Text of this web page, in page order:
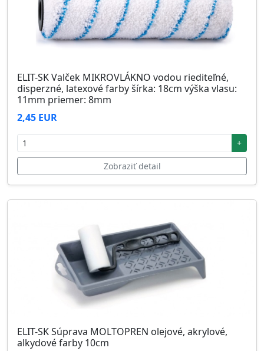
ELIT-SK Valček MIKROVLÁKNO vodou riediteľné,
disperzné, latexové farby šírka: 18cm výška vlasu:
11mm priemer: 8mm
2,45 EUR
+
Zobraziť detail
ELIT-SK Súprava MOLTOPREN olejové, akrylové,
alkydové farby 10cm